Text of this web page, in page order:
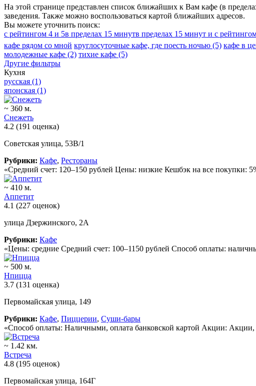
На этой странице представлен список ближайших к Вам кафе (в
заведения. Также можно воспользоваться картой ближайших адресов.
Вы можете уточнить поиск:
с рейтингом 4 и 5в пределах 15 минутв пределах 15 минут и с
кафе рядом со мной круглосуточные кафе, где поесть ночью (5) кафе в
молодежные кафе (2) тихие кафе (5)
Другие фильтры
Кухня
русская (1)
японская (1)
~ 360 м.
Снежеть
4.2 (191 оценка)
Советская улица, 53В/1
Рубрики: Кафе, Рестораны
«Средний счет: 120–150 рублей Цены: низкие Кешбэк на все покупки:
~ 410 м.
Аппетит
4.1 (227 оценок)
улица Дзержинского, 2А
Рубрики: Кафе
«Цены: средние Средний счет: 100–1150 рублей Способ оплаты:
~ 500 м.
Нпицца
3.7 (131 оценка)
Первомайская улица, 149
Рубрики: Кафе, Пиццерии, Суши-бары
«Способ оплаты: Наличными, оплата банковской картой Акции:
~ 1.42 км.
Встреча
4.8 (195 оценок)
Первомайская улица, 164Г